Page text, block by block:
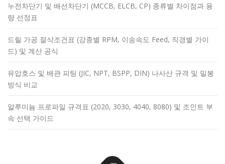
누전차단기 및 배선차단기 (MCCB, ELCB, CP) 종류별 차이점과 용
량 선정표
드릴 가공 절삭조건표 (강종별 RPM, 이송속도 Feed, 직경별 가이
드) 및 계산 공식
유압호스 및 배관 피팅 (JIC, NPT, BSPP, DIN) 나사산 규격 및 밀봉
방식 비교
알루미늄 프로파일 규격표 (2020, 3030, 4040, 8080) 및 조인트 부
속 선택 가이드